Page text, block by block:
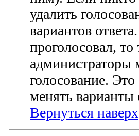
удалить
вариантов
проголосовал,
администраторы
голосование.
менять варианты
Вернуться наверх